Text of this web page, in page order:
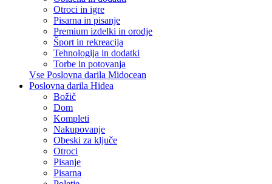
Otroci in igre
Pisarna in pisanje
Premium izdelki in orodje
Šport in rekreacija
Tehnologija in dodatki
Torbe in potovanja
Vse Poslovna darila Midocean
Poslovna darila Hidea
Božič
Dom
Kompleti
Nakupovanje
Obeski za ključe
Otroci
Pisanje
Pisarna